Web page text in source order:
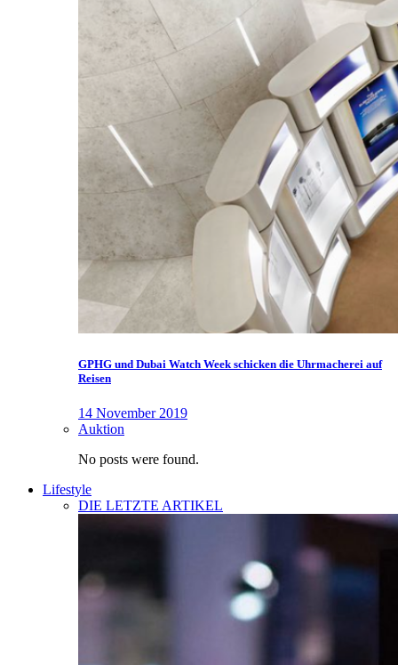
GPHG und Dubai Watch Week schicken die Uhrmacherei auf
Reisen
14 November 2019
Auktion
No posts were found.
Lifestyle
DIE LETZTE ARTIKEL